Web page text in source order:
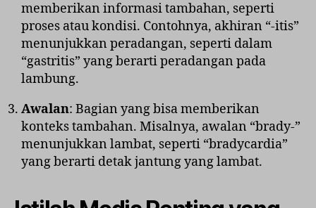
memberikan informasi tambahan, seperti
proses atau kondisi. Contohnya, akhiran “-itis”
menunjukkan peradangan, seperti dalam
“gastritis” yang berarti peradangan pada
lambung.
Awalan: Bagian yang bisa memberikan
konteks tambahan. Misalnya, awalan “brady-”
menunjukkan lambat, seperti “bradycardia”
yang berarti detak jantung yang lambat.